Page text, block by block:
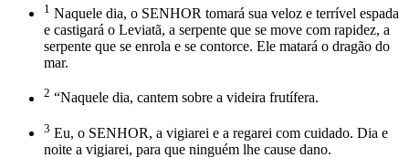
1 Naquele dia, o SENHOR tomará sua veloz e terrível espada
e castigará o Leviatã, a serpente que se move com rapidez, a
serpente que se enrola e se contorce. Ele matará o dragão do
mar.
2 “Naquele dia, cantem sobre a videira frutífera.
3 Eu, o SENHOR, a vigiarei e a regarei com cuidado. Dia e
noite a vigiarei, para que ninguém lhe cause dano.